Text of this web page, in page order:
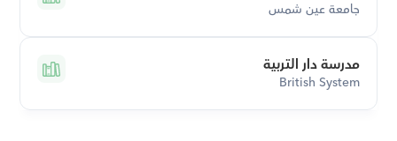
جامعة عين شمس
مدرسة دار التربية
British System